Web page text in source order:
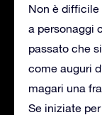
Non è
a personaggi
passato che
come auguri
magari una
Se iniziate